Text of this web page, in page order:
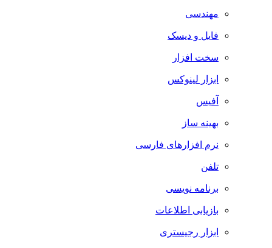
مهندسی
فایل و دیسک
سخت افزار
ابزار لینوکس
آفیس
بهینه ساز
نرم افزارهای فارسی
تلفن
برنامه نویسی
بازیابی اطلاعات
ابزار رجیستری